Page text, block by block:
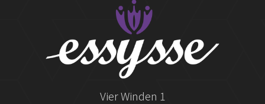
Vier Winden 1